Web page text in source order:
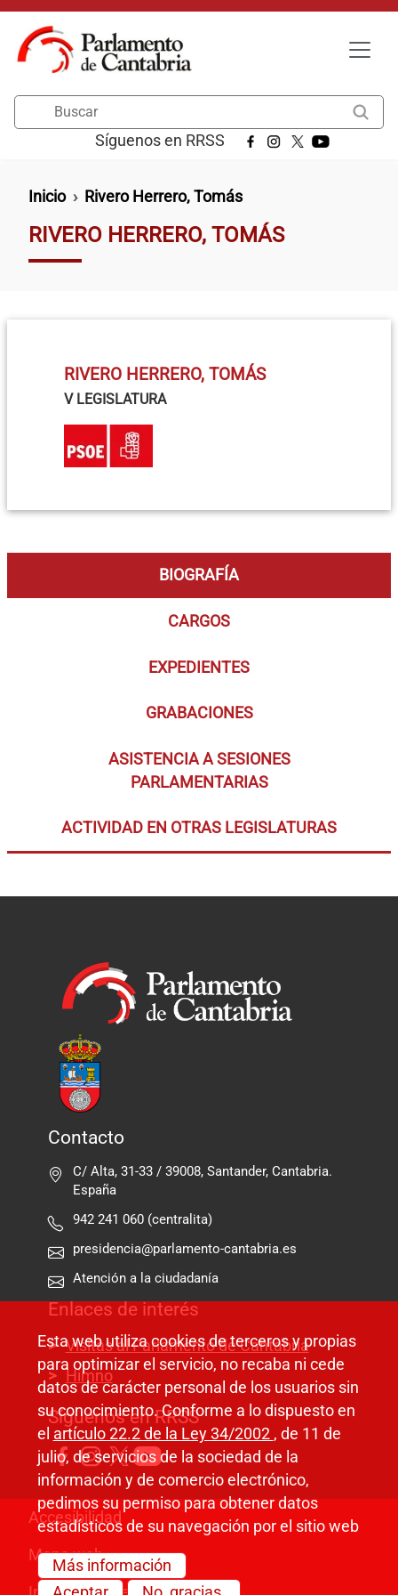
Pasar al contenido principal
Síguenos en RRSS
Ruta de navegación
Inicio Rivero Herrero, Tomás
RIVERO HERRERO, TOMÁS
RIVERO HERRERO, TOMÁS
V LEGISLATURA
BIOGRAFÍA
CARGOS
EXPEDIENTES
GRABACIONES
ASISTENCIA A SESIONES
PARLAMENTARIAS
ACTIVIDAD EN OTRAS LEGISLATURAS
Contacto
C/ Alta, 31-33 / 39008, Santander, Cantabria.
España
942 241 060 (centralita)
presidencia@parlamento-cantabria.es
Atención a la ciudadanía
Enlaces de interés
Visitas al Parlamento de Cantabria
Himno
Síguenos en RRSS
Pie de página
Accesibilidad
Mapa web
Esta web utiliza cookies de terceros y propias
para optimizar el servicio, no recaba ni cede
datos de carácter personal de los usuarios sin
su conocimiento. Conforme a lo dispuesto en
el artículo 22.2 de la Ley 34/2002 , de 11 de
julio, de servicios de la sociedad de la
información y de comercio electrónico,
pedimos su permiso para obtener datos
estadísticos de su navegación por el sitio web
Más información